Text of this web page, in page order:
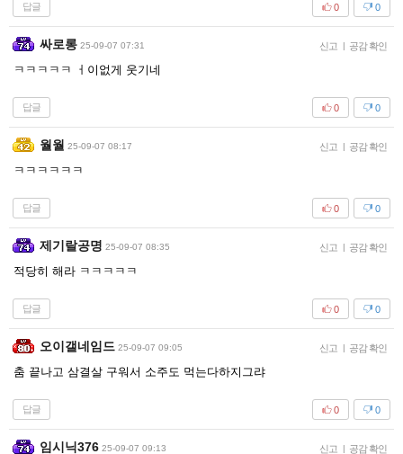
답글 0
0
싸로롱 25-09-07 07:31 신고 | 공감 확인
ㅋㅋㅋㅋㅋ ㅓ이없게 웃기네
답글 0
0
월월 25-09-07 08:17 신고 | 공감 확인
ㅋㅋㅋㅋㅋㅋ
답글 0
0
제기랄공명 25-09-07 08:35 신고 | 공감 확인
적당히 해라 ㅋㅋㅋㅋㅋ
답글 0
0
오이갤네임드 25-09-07 09:05 신고 | 공감 확인
춤 끝나고 삼결살 구워서 소주도 먹는다하지그랴
답글 0
0
임시닉376 25-09-07 09:13 신고 | 공감 확인